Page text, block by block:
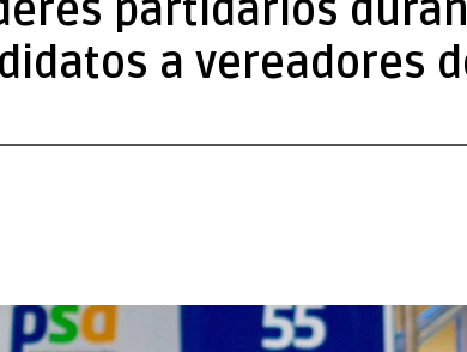
partidários
a vereadores